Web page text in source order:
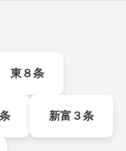
東８条
新富３条